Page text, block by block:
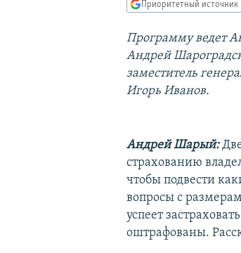
Приоритетный источник
Программу ведет
Андрей
заместитель
Игорь Иванов.
Андрей Шарый:
страхованию
чтобы подвести
вопросы с
успеет
оштрафованы.